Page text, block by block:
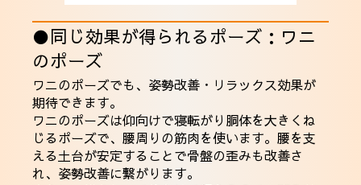
●同じ効果が得られるポーズ：ワニ
のポーズ
ワニのポーズでも、姿勢改善・リラックス効果が
期待できます。
ワニのポーズは仰向けで寝転がり胴体を大きくね
じるポーズで、腰周りの筋肉を使います。腰を支
える土台が安定することで骨盤の歪みも改善さ
れ、姿勢改善に繋がります。